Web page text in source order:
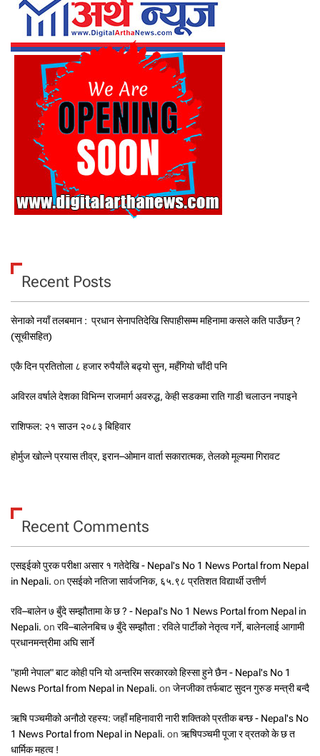
Recent Posts
सेनाको नयाँ तलबमान : प्रधान सेनापतिदेखि सिपाहीसम्म महिनामा कसले कति पाउँछन् ?
(सूचीसहित)
एकै दिन प्रतितोला ८ हजार रुपैयाँले बढ्यो सुन, महँगियो चाँदी पनि
अविरल वर्षाले देशका विभिन्न राजमार्ग अवरुद्ध, केही सडकमा राति गाडी चलाउन नपाइने
राशिफल: २१ साउन २०८३ बिहिवार
होर्मुज खोल्ने प्रयास तीव्र, इरान–ओमान वार्ता सकारात्मक, तेलको मूल्यमा गिरावट
Recent Comments
एसइईको पुरक परीक्षा असार १ गतेदेखि - Nepal's No 1 News Portal from Nepal
in Nepali. on एसईको नतिजा सार्वजनिक, ६५.९८ प्रतिशत विद्यार्थी उत्तीर्ण
रवि–बालेन ७ बुँदे सम्झौतामा के छ ? - Nepal's No 1 News Portal from Nepal in
Nepali. on रवि–बालेनबिच ७ बुँदे सम्झौता : रविले पार्टीको नेतृत्व गर्ने, बालेनलाई आगामी
प्रधानमन्त्रीमा अघि सार्ने
"हामी नेपाल" बाट कोही पनि यो अन्तरिम सरकारको हिस्सा हुने छैन - Nepal's No 1
News Portal from Nepal in Nepali. on जेनजीका तर्फबाट सुदन गुरुङ मन्त्री बन्दै
ऋषि पञ्चमीको अनौठो रहस्य: जहाँ महिनावारी नारी शक्तिको प्रतीक बन्छ - Nepal's No
1 News Portal from Nepal in Nepali. on ऋषिपञ्चमी पूजा र व्रतको के छ त
धार्मिक महत्व !